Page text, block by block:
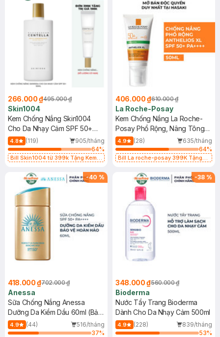
266.000 ₫495.000 ₫
Skin1004
Kem Chống Nắng Skin1004
Cho Da Nhạy Cảm SPF 50+
50ml
4.8 (119)
905/tháng
64%
Bill Skin1004 từ 399k Tặng Kem
SPF 50+ 20ml (SL Có Hạn)
406.000 ₫610.000 ₫
La Roche-Posay
Kem Chống Nắng La Roche-
Posay Phổ Rộng, Nâng Tông
Kiềm Dầu 50ml
4.9 (28)
635/tháng
64%
Bill La roche-posay 399K Tặng
(SL có hạn)
-40 %
418.000 ₫702.000 ₫
Anessa
Sữa Chống Nắng Anessa
Dưỡng Da Kiềm Dầu 60ml (Bản
Mới)
4.9 (44)
516/tháng
37%
-38 %
348.000 ₫560.000 ₫
Bioderma
Nước Tẩy Trang Bioderma
Dành Cho Da Nhạy Cảm 500ml
4.9 (228)
839/tháng
53%